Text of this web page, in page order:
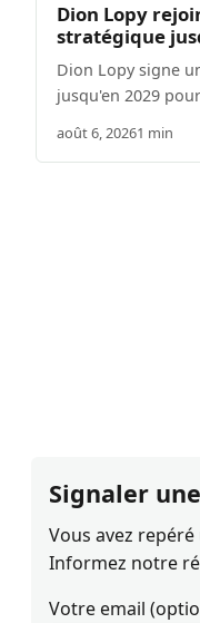
Dion Lopy
stratégique
Dion Lopy signe
jusqu'en 2029
août 6, 20261 min
Signaler
Vous avez
Informez notre
Votre email